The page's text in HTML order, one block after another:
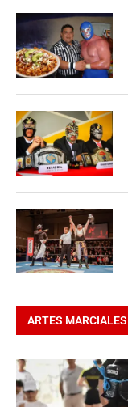
ARTES MARCIALES